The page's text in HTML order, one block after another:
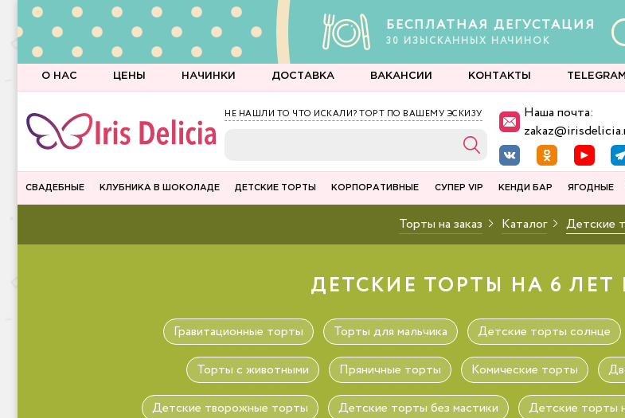
БЕСПЛАТНАЯ ДЕГУСТАЦИЯ
30 ИЗЫСКАННЫХ НАЧИНОК
О НАС ЦЕНЫ НАЧИНКИ ДОСТАВКА ВАКАНСИИ КОНТАКТЫ
НЕ НАШЛИ ТО ЧТО ИСКАЛИ? ТОРТ ПО ВАШЕМУ ЭСКИЗУ
Наша почта:
СВАДЕБНЫЕ КЛУБНИКА В ШОКОЛАДЕ ДЕТСКИЕ ТОРТЫ КОРПОРАТИВНЫЕ СУПЕР VIP КЕНДИ БАР ЯГОДНЫЕ
Торты на заказ Каталог Детские
ДЕТСКИЕ ТОРТЫ НА 6 ЛЕТ
Гравитационные торты Торты для мальчика Детские торты солнце
Торты с животными Пряничные торты Комические торты
Детские творожные торты Детские торты без мастики Детские торты